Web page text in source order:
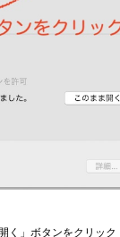
く」ボタンをクリック